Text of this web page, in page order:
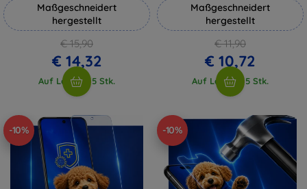
Maßgeschneidert
hergestellt
€ 15,90
€ 14,32
Auf Lager > 5 Stk.
Maßgeschneidert
hergestellt
€ 11,90
€ 10,72
Auf Lager > 5 Stk.
-10% -10%